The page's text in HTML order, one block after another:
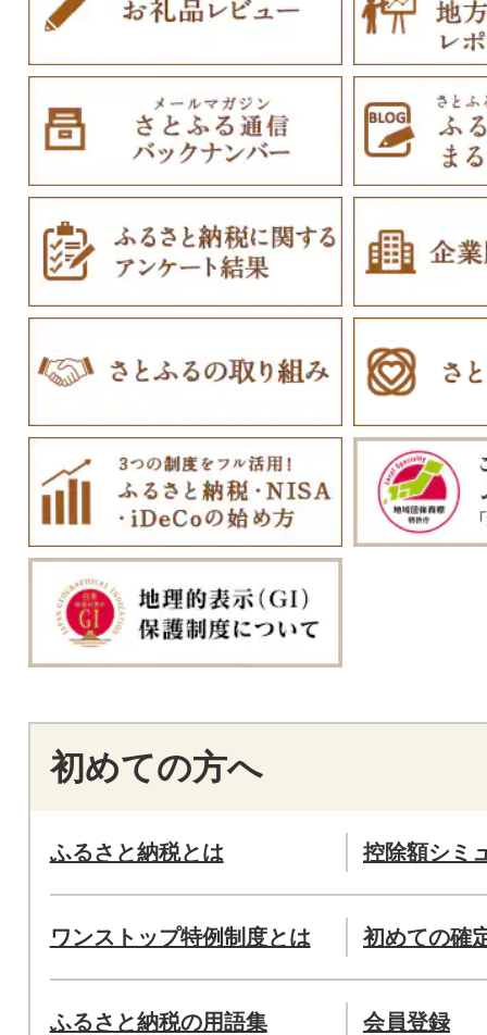
初めての方へ
ふるさと納税とは 控除額シミ
ワンストップ特例制度とは 初めての確
ふるさと納税の用語集 会員登録